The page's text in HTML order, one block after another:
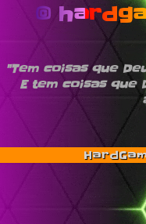
©
"Tem coisas que
E tem coisas que